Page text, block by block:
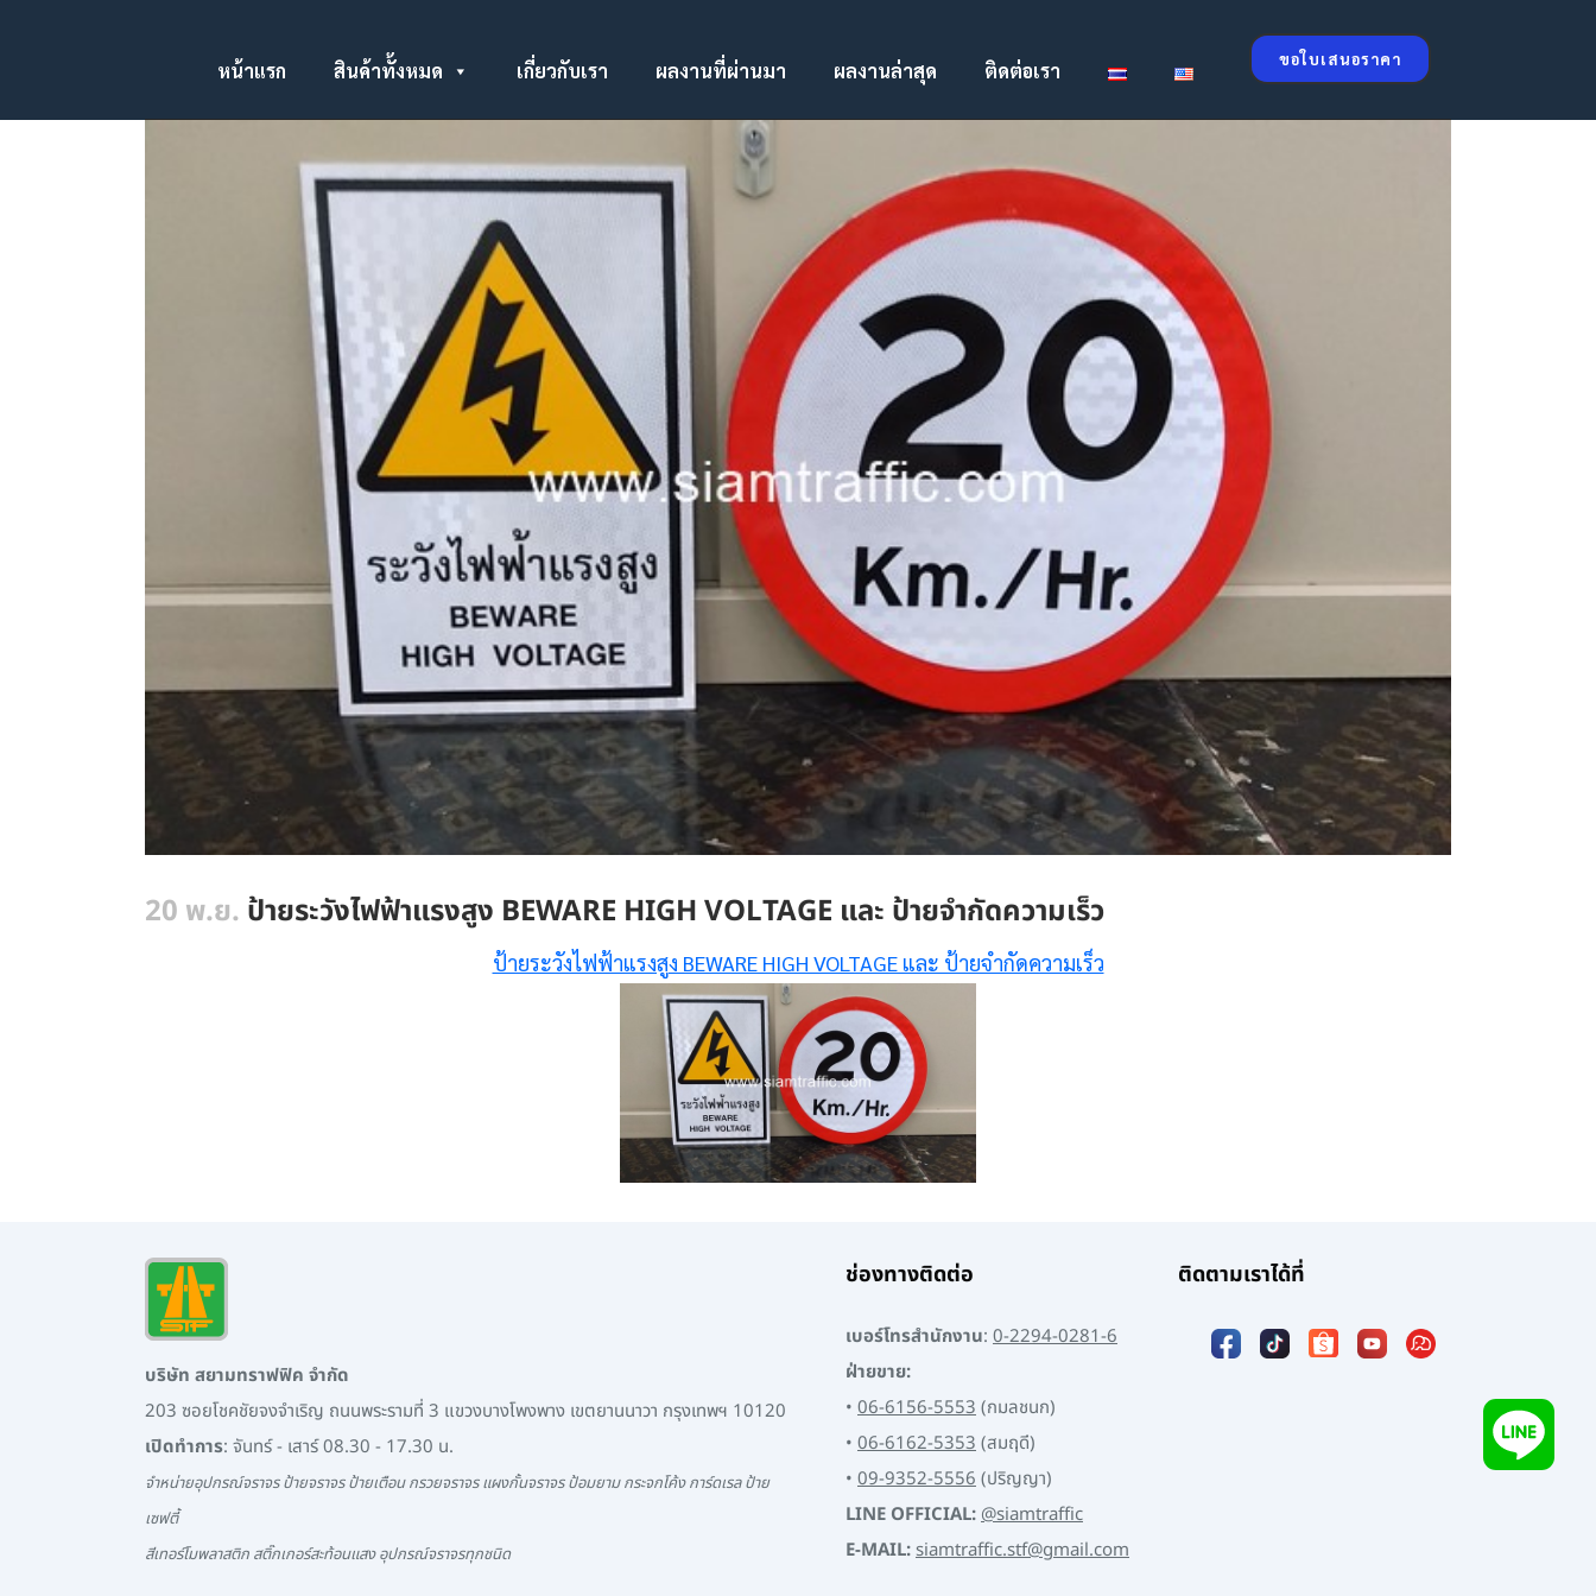
ขอใบเสนอราคา
หน้าแรก สินค้าทั้งหมด เกี่ยวกับเรา ผลงานที่ผ่านมา ผลงานล่าสุด ติดต่อเรา
20 พ.ย. ป้ายระวังไฟฟ้าแรงสูง BEWARE HIGH VOLTAGE และ ป้ายจำกัดความเร็ว
ป้ายระวังไฟฟ้าแรงสูง BEWARE HIGH VOLTAGE และ ป้ายจำกัดความเร็ว
บริษัท สยามทราฟฟิค จำกัด
203 ซอยโชคชัยจงจำเริญ ถนนพระรามที่ 3 แขวงบางโพงพาง เขตยานนาวา กรุงเทพฯ 10120
เปิดทำการ: จันทร์ - เสาร์ 08.30 - 17.30 น.
จำหน่ายอุปกรณ์จราจร ป้ายจราจร ป้ายเตือน กรวยจราจร แผงกั้นจราจร ป้อมยาม กระจกโค้ง การ์ดเรล ป้าย
เซฟตี้
สีเทอร์โมพลาสติก สติ๊กเกอร์สะท้อนแสง อุปกรณ์จราจรทุกชนิด
ช่องทางติดต่อ
เบอร์โทรสำนักงาน: 0-2294-0281-6
ฝ่ายขาย:
• 06-6156-5553(กมลชนก)
• 06-6162-5353(สมฤดี)
• 09-9352-5556(ปริญญา)
LINE OFFICIAL:@siamtraffic
E-MAIL:siamtraffic.stf@gmail.com
ติดตามเราได้ที่